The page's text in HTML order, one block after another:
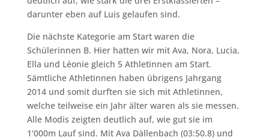
darunter eben auf Luis gelaufen sind.
Die nächste Kategorie am Start waren die
Schülerinnen B. Hier hatten wir mit Ava, Nora, Lucia,
Ella und Léonie gleich 5 Athletinnen am Start.
Sämtliche Athletinnen haben übrigens Jahrgang
2014 und somit durften sie sich mit Athletinnen,
welche teilweise ein Jahr älter waren als sie messen.
Alle Modis zeigten deutlich auf, wie gut sie im
1‘000m Lauf sind. Mit Ava Dällenbach (03:50.8) und